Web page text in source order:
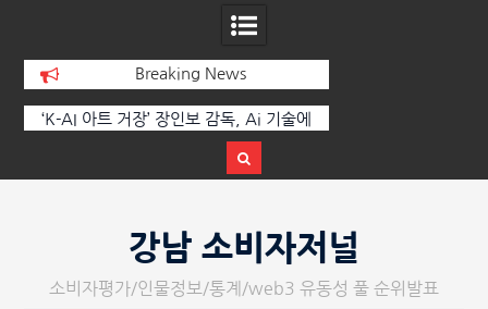
Breaking News
‘K-AI 아트 거장’ 장인보 감독, Ai 기술에
페스티벌’ 성황리에 막 내려
강남 소비자저널
소비자평가/인물정보/통계/web3 유동성 풀 순위발표